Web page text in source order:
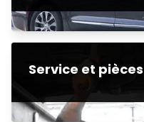
Service et pièces